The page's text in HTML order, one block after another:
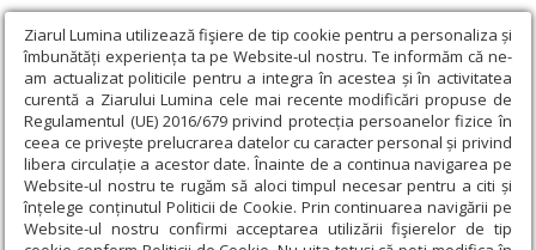
Ziarul Lumina utilizează fişiere de tip cookie pentru a personaliza și
îmbunătăți experiența ta pe Website-ul nostru. Te informăm că ne-
am actualizat politicile pentru a integra în acestea și în activitatea
curentă a Ziarului Lumina cele mai recente modificări propuse de
Regulamentul (UE) 2016/679 privind protecția persoanelor fizice în
ceea ce privește prelucrarea datelor cu caracter personal și privind
libera circulație a acestor date. Înainte de a continua navigarea pe
Website-ul nostru te rugăm să aloci timpul necesar pentru a citi și
înțelege conținutul Politicii de Cookie. Prin continuarea navigării pe
Website-ul nostru confirmi acceptarea utilizării fişierelor de tip
Ziarul Lumina › Actualitate religioasă › Știri › Concert de colinde
susținut de tineri bănățeni